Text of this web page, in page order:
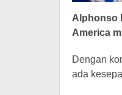
Alphonso
America
Dengan
ada